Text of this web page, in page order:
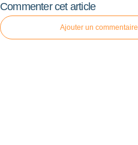
Commenter cet article
Ajouter un commentaire